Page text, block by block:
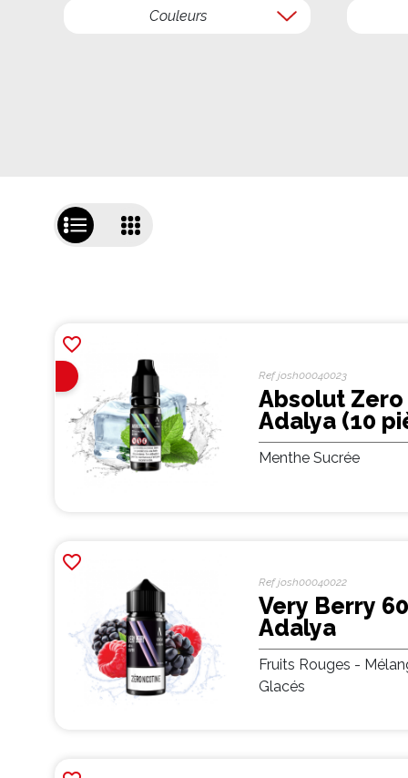
Couleurs
favorite_border
Refjosh00040023
Absolut Zero
Adalya (10
Menthe Sucrée
favorite_border
Refjosh00040022
Very Berry
Adalya
Fruits Rouges -
Glacés